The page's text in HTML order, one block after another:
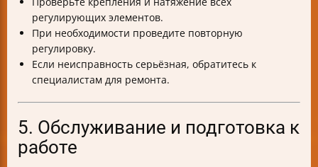
регулирующих элементов.
При необходимости проведите повторную
регулировку.
Если неисправность серьёзная, обратитесь к
специалистам для ремонта.
5. Обслуживание и подготовка к
работе